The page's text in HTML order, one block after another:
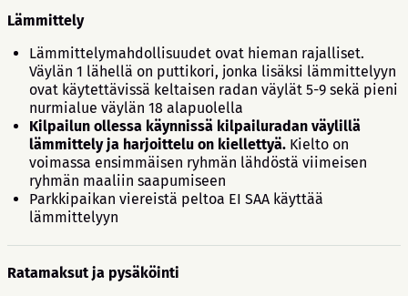
Lämmittely
Lämmittelymahdollisuudet ovat hieman rajalliset.
Väylän 1 lähellä on puttikori, jonka lisäksi lämmittelyyn
ovat käytettävissä keltaisen radan väylät 5-9 sekä pieni
nurmialue väylän 18 alapuolella
Kilpailun ollessa käynnissä kilpailuradan väylillä
lämmittely ja harjoittelu on kiellettyä. Kielto on
voimassa ensimmäisen ryhmän lähdöstä viimeisen
ryhmän maaliin saapumiseen
Parkkipaikan viereistä peltoa EI SAA käyttää
lämmittelyyn
Ratamaksut ja pysäköinti